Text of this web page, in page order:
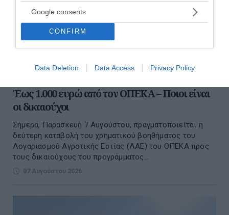
Google consents
CONFIRM
Data Deletion Data Access Privacy Policy
Έως 1.000 ευρώ από τον ΟΠΕΚΑ – Ποιοι είναι
οι δικαιούχοι
Σήμερα, Παρασκευή 7 Αυγούστου, πραγματοποιείται η
δεύτερη καταβολή του χρηματικού βοηθήματος του
Λογαριασμού Αγροτικής Εστίας (ΛΑΕ) του ΟΠΕΚΑ προς
τους δικαιούχους του προγράμματος...
07 Αυγούστου 2026